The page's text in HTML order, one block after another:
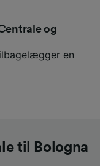
og
en
til Bologna